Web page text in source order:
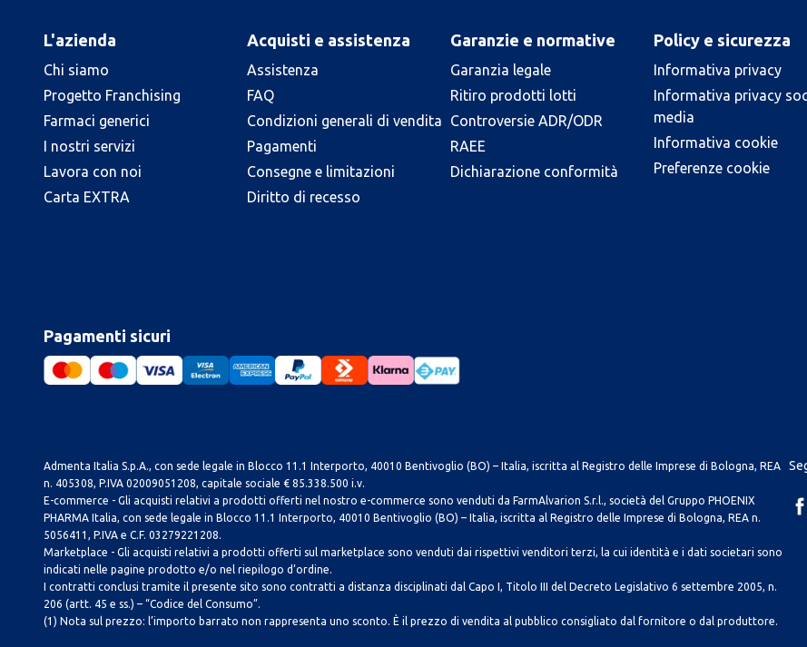
L'azienda
Chi siamo
Progetto Franchising
Farmaci generici
I nostri servizi
Lavora con noi
Carta EXTRA
Acquisti e assistenza
Assistenza
FAQ
Condizioni generali di vendita
Pagamenti
Consegne e limitazioni
Diritto di recesso
Garanzie e normative
Garanzia legale
Ritiro prodotti lotti
Controversie ADR/ODR
RAEE
Dichiarazione conformità
Policy e sicurezza
Informativa privacy
Informativa privacy
media
Informativa cookie
Preferenze cookie
Pagamenti sicuri
Admenta Italia S.p.A., con sede legale in Blocco 11.1 Interporto, 40010 Bentivoglio (BO) – Italia, iscritta al Registro delle Imprese di Bologna, REA
n. 405308, P.IVA 02009051208, capitale sociale € 85.338.500 i.v.
E-commerce - Gli acquisti relativi a prodotti offerti nel nostro e-commerce sono venduti da FarmAlvarion S.r.l., società del Gruppo PHOENIX
PHARMA Italia, con sede legale in Blocco 11.1 Interporto, 40010 Bentivoglio (BO) – Italia, iscritta al Registro delle Imprese di Bologna, REA n.
5056411, P.IVA e C.F. 03279221208.
Marketplace - Gli acquisti relativi a prodotti offerti sul marketplace sono venduti dai rispettivi venditori terzi, la cui identità e i dati societari sono
indicati nelle pagine prodotto e/o nel riepilogo d’ordine.
I contratti conclusi tramite il presente sito sono contratti a distanza disciplinati dal Capo I, Titolo III del Decreto Legislativo 6 settembre 2005, n.
206 (artt. 45 e ss.) – “Codice del Consumo”.
(1) Nota sul prezzo: l’importo barrato non rappresenta uno sconto. È il prezzo di vendita al pubblico consigliato dal fornitore o dal produttore.